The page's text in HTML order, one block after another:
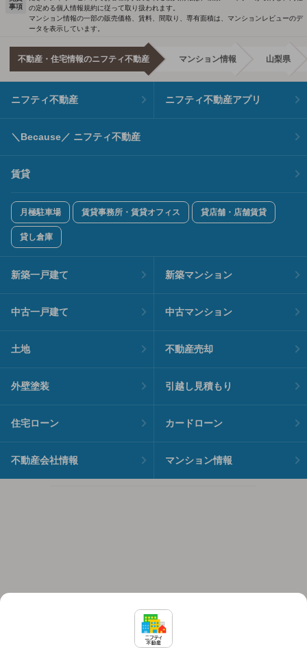
事項
の定める個人情報規約に従って取り扱われます。
マンション情報の一部の販売価格、賃料、間取り、専有面積は、マンションレビューのデ
ータを表示しています。
不動産・住宅情報のニフティ不動産 マンション情報 山梨県
ニフティ不動産 ニフティ不動産アプリ
＼Because／ ニフティ不動産
賃貸
月極駐車場 賃貸事務所・賃貸オフィス 貸店舗・店舗賃貸
貸し倉庫
新築一戸建て 新築マンション
中古一戸建て 中古マンション
土地 不動産売却
外壁塗装 引越し見積もり
住宅ローン カードローン
不動産会社情報 マンション情報